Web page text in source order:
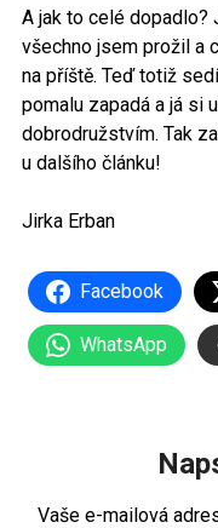
A jak to celé dopadlo?
všechno jsem prožil a
na příště. Teď totiž
pomalu zapadá a já si
dobrodružstvím. Tak
u dalšího článku!
Jirka Erban
Facebook
WhatsApp
Vaše e-mailová